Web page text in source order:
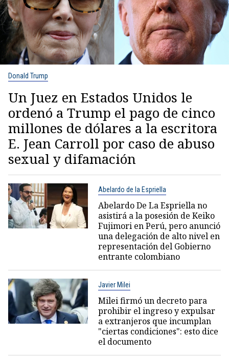
Donald Trump
Un Juez en Estados Unidos le
ordenó a Trump el pago de cinco
millones de dólares a la escritora
E. Jean Carroll por caso de abuso
sexual y difamación
Abelardo de la Espriella
Abelardo De La Espriella no
asistirá a la posesión de Keiko
Fujimori en Perú, pero anunció
una delegación de alto nivel en
representación del Gobierno
entrante colombiano
Javier Milei
Milei firmó un decreto para
prohibir el ingreso y expulsar
a extranjeros que incumplan
"ciertas condiciones": esto dice
el documento